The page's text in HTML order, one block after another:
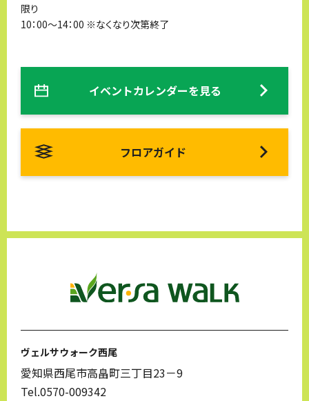
限り
10：00～14：00 ※なくなり次第終了
イベントカレンダーを見る
フロアガイド
ヴェルサウォーク西尾
愛知県西尾市高畠町三丁目23－9
Tel.0570-009342